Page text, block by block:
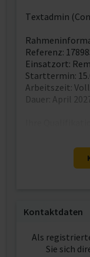
Textadmin
Referenz:
Einsatzort:
Starttermin:
Arbeitszeit:
Dauer: April
Kontaktdaten
Als
Sie sich